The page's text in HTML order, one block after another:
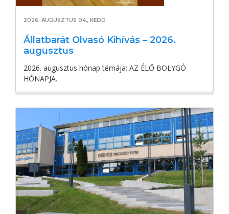
2026. AUGUSZTUS 04., KEDD
Állatbarát Olvasó Kihívás – 2026.
augusztus
2026. augusztus hónap témája: AZ ÉLŐ BOLYGÓ
HÓNAPJA.